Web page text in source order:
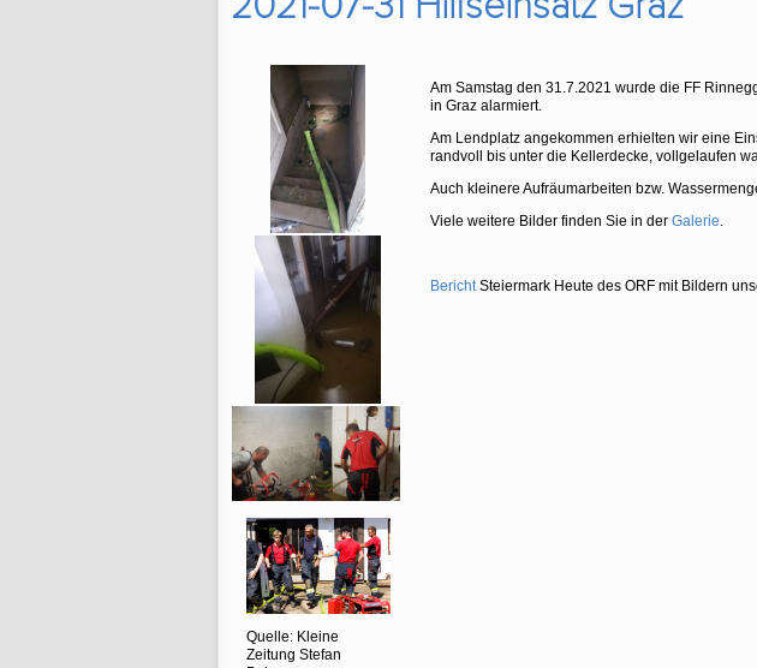
Am Samstag den 31.7.2021 wurde die FF
in Graz alarmiert.
Am Lendplatz angekommen erhielten wir eine
randvoll bis unter die Kellerdecke, vollgelaufen
Auch kleinere Aufräumarbeiten bzw.
Viele weitere Bilder finden Sie in der Galerie.
BerichtSteiermark Heute des ORF mit Bildern
Quelle: Kleine
Zeitung Stefan